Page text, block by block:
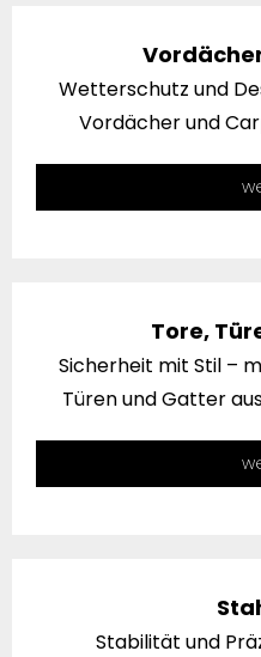
Wetterschutz und
Vordächer und
Tore,
Sicherheit mit Stil –
Türen und Gatter
Stabilität und